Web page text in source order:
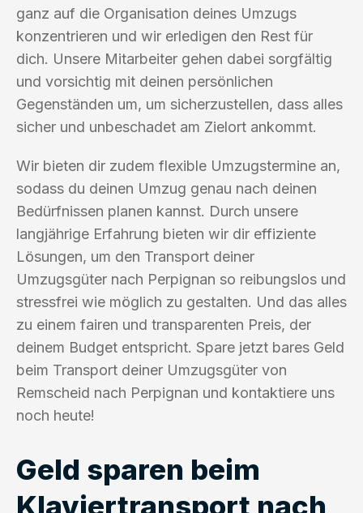
ganz auf die Organisation deines Umzugs
konzentrieren und wir erledigen den Rest für
dich. Unsere Mitarbeiter gehen dabei sorgfältig
und vorsichtig mit deinen persönlichen
Gegenständen um, um sicherzustellen, dass alles
sicher und unbeschadet am Zielort ankommt.
Wir bieten dir zudem flexible Umzugstermine an,
sodass du deinen Umzug genau nach deinen
Bedürfnissen planen kannst. Durch unsere
langjährige Erfahrung bieten wir dir effiziente
Lösungen, um den Transport deiner
Umzugsgüter nach Perpignan so reibungslos und
stressfrei wie möglich zu gestalten. Und das alles
zu einem fairen und transparenten Preis, der
deinem Budget entspricht. Spare jetzt bares Geld
beim Transport deiner Umzugsgüter von
Remscheid nach Perpignan und kontaktiere uns
noch heute!
Geld sparen beim
Klaviertransport nach